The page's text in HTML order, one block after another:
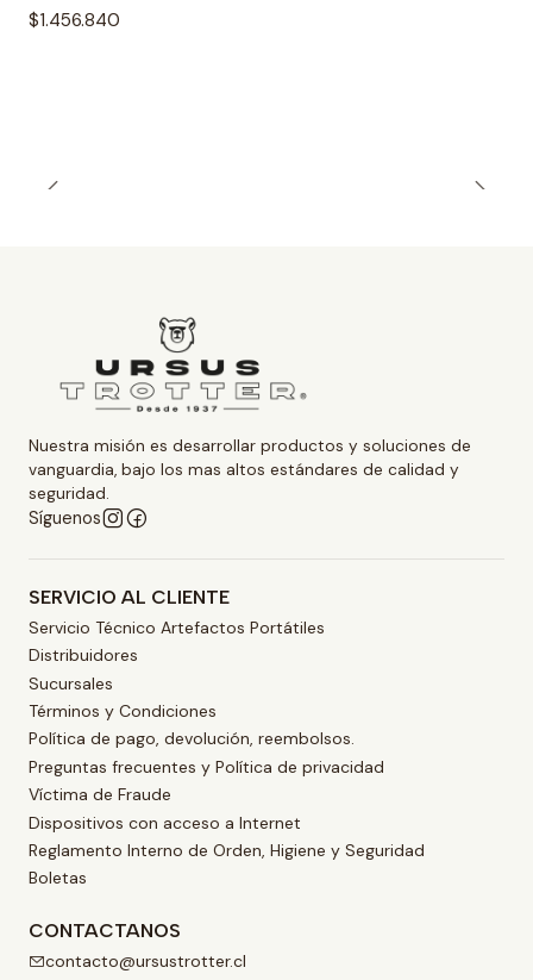
$1.456.840
Nuestra misión es desarrollar productos y soluciones de
vanguardia, bajo los mas altos estándares de calidad y
seguridad.
Síguenos
SERVICIO AL CLIENTE
Servicio Técnico Artefactos Portátiles
Distribuidores
Sucursales
Términos y Condiciones
Política de pago, devolución, reembolsos.
Preguntas frecuentes y Política de privacidad
Víctima de Fraude
Dispositivos con acceso a Internet
Reglamento Interno de Orden, Higiene y Seguridad
Boletas
CONTACTANOS
contacto@ursustrotter.cl